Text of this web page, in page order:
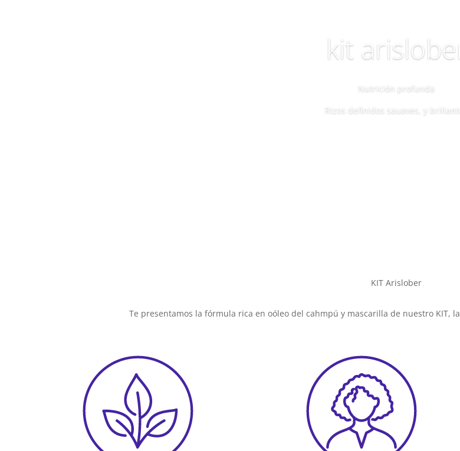
kit
Nutrición profunda
Rizos definidos sauaves, y
KIT Arislober
Te presentamos la fórmula rica en oóleo del cahmpú y mascarilla de nuestro KIT,